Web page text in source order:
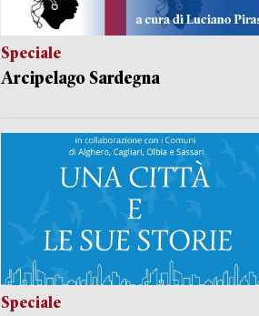
Speciale
Arcipelago Sardegna
Speciale